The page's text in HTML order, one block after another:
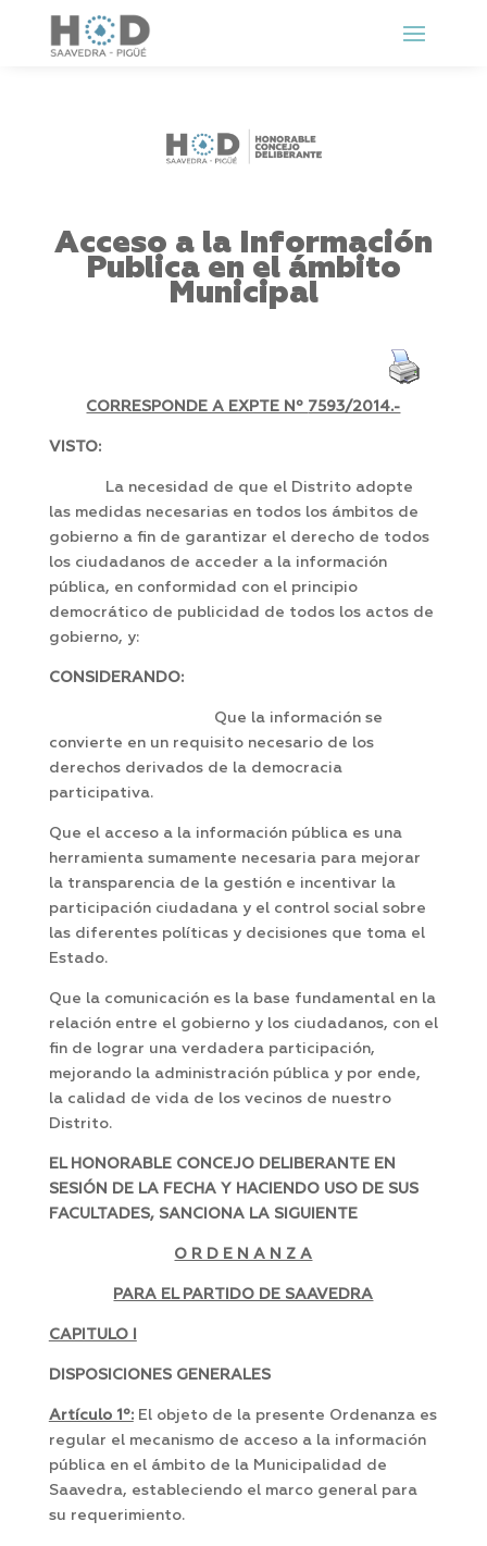
Acceso a la Información
Publica en el ámbito
Municipal
CORRESPONDE A EXPTE Nº 7593/2014.-
VISTO:
La necesidad de que el Distrito adopte
las medidas necesarias en todos los ámbitos de
gobierno a fin de garantizar el derecho de todos
los ciudadanos de acceder a la información
pública, en conformidad con el principio
democrático de publicidad de todos los actos de
gobierno, y:
CONSIDERANDO:
Que la información se
convierte en un requisito necesario de los
derechos derivados de la democracia
participativa.
Que el acceso a la información pública es una
herramienta sumamente necesaria para mejorar
la transparencia de la gestión e incentivar la
participación ciudadana y el control social sobre
las diferentes políticas y decisiones que toma el
Estado.
Que la comunicación es la base fundamental en la
relación entre el gobierno y los ciudadanos, con el
fin de lograr una verdadera participación,
mejorando la administración pública y por ende,
la calidad de vida de los vecinos de nuestro
Distrito.
EL HONORABLE CONCEJO DELIBERANTE EN
SESIÓN DE LA FECHA Y HACIENDO USO DE SUS
FACULTADES, SANCIONA LA SIGUIENTE
O R D E N A N Z A
PARA EL PARTIDO DE SAAVEDRA
CAPITULO I
DISPOSICIONES GENERALES
Artículo 1º:El objeto de la presente Ordenanza es
regular el mecanismo de acceso a la información
pública en el ámbito de la Municipalidad de
Saavedra, estableciendo el marco general para
su requerimiento.